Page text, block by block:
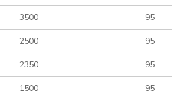
3500 95
2500 95
2350 95
1500 95